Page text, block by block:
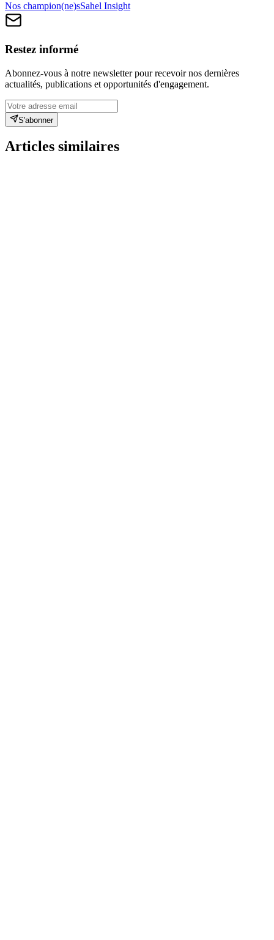
Nos champion(ne)sSahel Insight
Restez informé
Abonnez-vous à notre newsletter pour recevoir nos dernières
actualités, publications et opportunités d'engagement.
S'abonner
Articles similaires